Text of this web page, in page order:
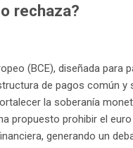
rechaza?
(BCE), diseñada para
de pagos común y
la soberanía
propuesto prohibir el
generando un